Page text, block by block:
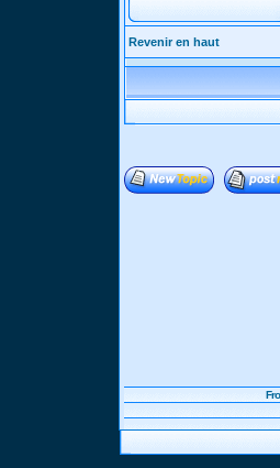
Revenir en haut